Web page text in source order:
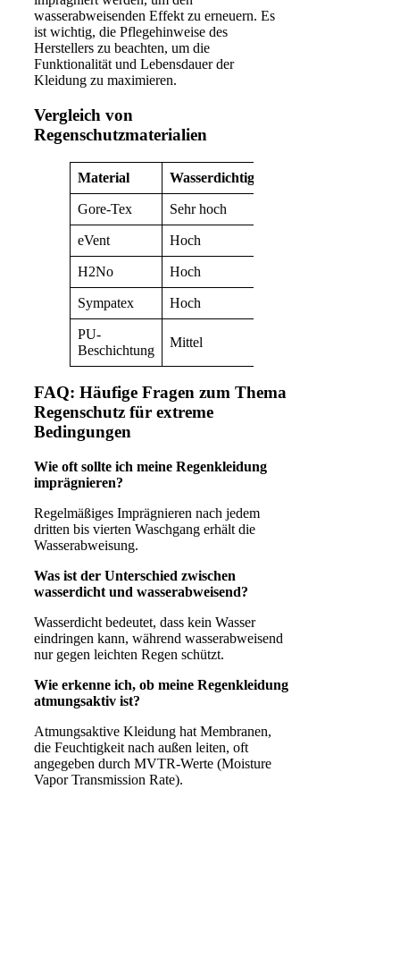
wasserabweisenden Effekt zu erneuern. Es
ist wichtig, die Pflegehinweise des
Herstellers zu beachten, um die
Funktionalität und Lebensdauer der
Kleidung zu maximieren.
Vergleich von
Regenschutzmaterialien
Material Wasserdichtigkeit
Gore-Tex Sehr hoch
eVent Hoch
H2No Hoch
Sympatex Hoch
PU-
Beschichtung
Mittel
FAQ: Häufige Fragen zum Thema
Regenschutz für extreme
Bedingungen
Wie oft sollte ich meine Regenkleidung
imprägnieren?
Regelmäßiges Imprägnieren nach jedem
dritten bis vierten Waschgang erhält die
Wasserabweisung.
Was ist der Unterschied zwischen
wasserdicht und wasserabweisend?
Wasserdicht bedeutet, dass kein Wasser
eindringen kann, während wasserabweisend
nur gegen leichten Regen schützt.
Wie erkenne ich, ob meine Regenkleidung
atmungsaktiv ist?
Atmungsaktive Kleidung hat Membranen,
die Feuchtigkeit nach außen leiten, oft
angegeben durch MVTR-Werte (Moisture
Vapor Transmission Rate).